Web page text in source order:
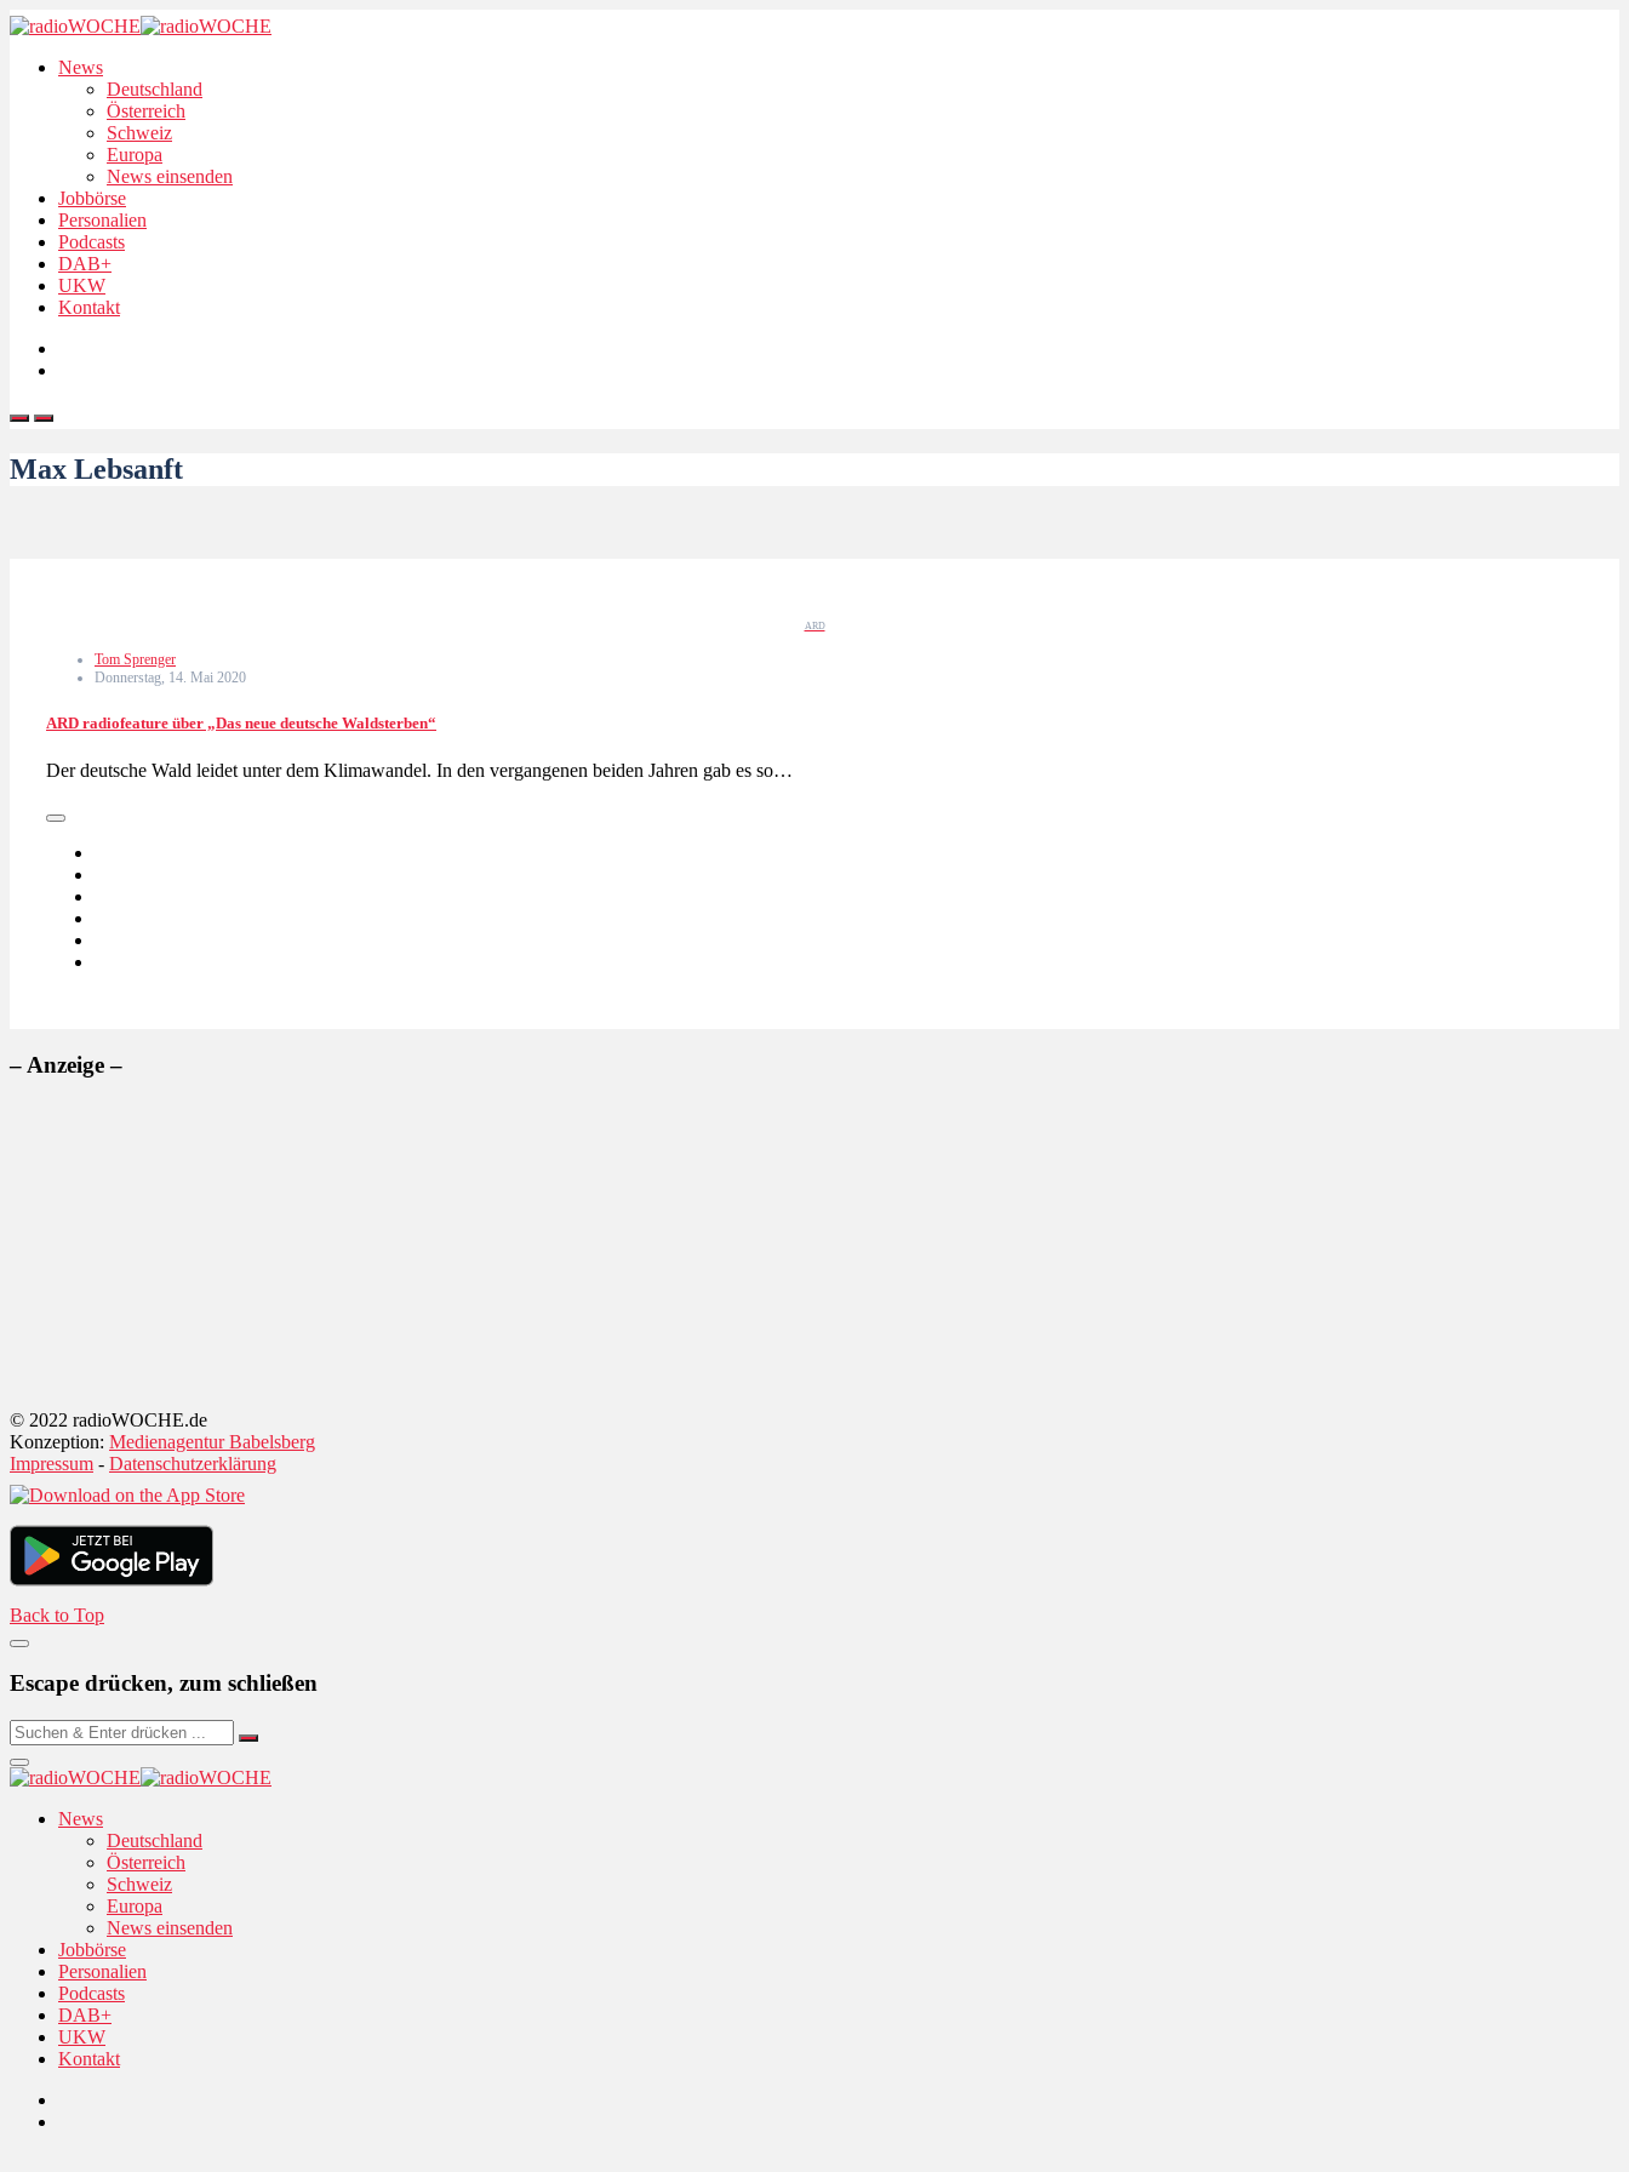
News
Deutschland
Österreich
Schweiz
Europa
News einsenden
Jobbörse
Personalien
Podcasts
DAB+
UKW
Kontakt
Max Lebsanft
ARD
Tom Sprenger
Donnerstag, 14. Mai 2020
ARD radiofeature über „Das neue deutsche Waldsterben“
Der deutsche Wald leidet unter dem Klimawandel. In den vergangenen beiden Jahren gab es so…
– Anzeige –
© 2022 radioWOCHE.de
Konzeption: Medienagentur Babelsberg
Impressum - Datenschutzerklärung
Back to Top
Escape drücken, zum schließen
News
Deutschland
Österreich
Schweiz
Europa
News einsenden
Jobbörse
Personalien
Podcasts
DAB+
UKW
Kontakt